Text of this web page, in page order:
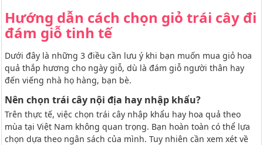
Hướng dẫn cách chọn giỏ trái cây đi
đám giỗ tinh tế
Dưới đây là những 3 điều cần lưu ý khi bạn muốn mua giỏ hoa
quả thắp hương cho ngày giỗ, dù là đám giỗ người thân hay
đến viếng nhà họ hàng, bạn bè.
Nên chọn trái cây nội địa hay nhập khẩu?
Trên thực tế, việc chọn trái cây nhập khẩu hay hoa quả theo
mùa tại Việt Nam không quan trọng. Bạn hoàn toàn có thể lựa
chọn dựa theo ngân sách của mình. Tuy nhiên cần xem xét về